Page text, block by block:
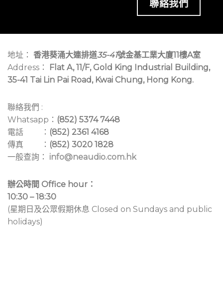
聯絡我們
地址： 香港葵涌大連排道35-41號金基工業大廈11樓A室
Address：
Flat A, 11/F, Gold King Industrial Building,
35-41 Tai Lin Pai Road, Kwai Chung, Hong Kong.
聯絡我們 :
Whatsapp： (852) 5374 7448
電話 ： (852) 2361 4168
傳真 ： (852) 3020 1828
一般查詢： info@neaudio.com.hk
辦公時間 Office hour：
10:30 – 18:30
(星期日及公眾假期休息 Closed on Sundays and public
holidays)